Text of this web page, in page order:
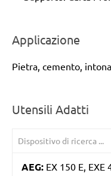
Applicazione
Pietra, cemento,
Utensili Adatti
AEG: EX 150 E, EXE